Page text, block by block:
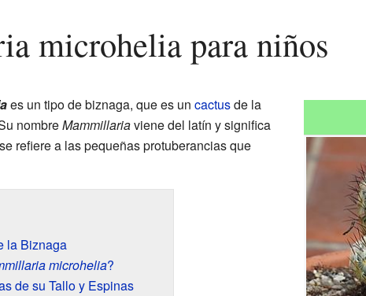
microhelia para niños
es un tipo de biznaga, que es un cactusde la
nombreMammillariaviene del latín y significa
refiere a las pequeñas protuberancias que
la Biznaga
microhelia?
de su Tallo y Espinas